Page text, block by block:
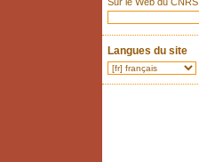
Langues du site